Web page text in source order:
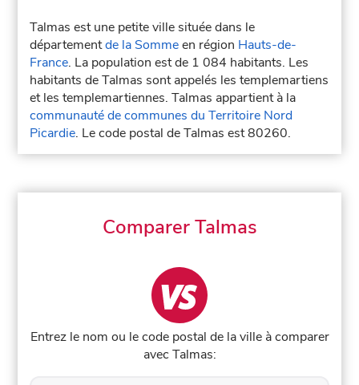
Talmas est une petite ville située dans le
départementde la Sommeen région Hauts-de-
France. La population est de 1 084 habitants. Les
habitants de Talmas sont appelés les templemartiens
et les templemartiennes. Talmas appartient à la
communauté de communes du Territoire Nord
Picardie. Le code postal de Talmas est 80260.
Comparer Talmas
Entrez le nom ou le code postal de la ville à comparer
avec Talmas: